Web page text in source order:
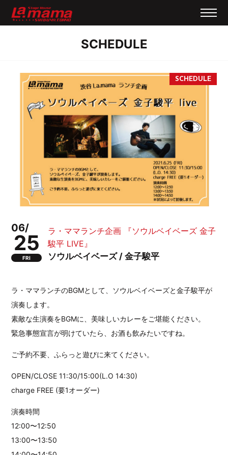
SCHEDULE
06/
25
FRI
ラ・ママランチ企画 『ソウルベイベーズ 金子
駿平 LIVE』
ソウルベイベーズ / 金子駿平
ラ・ママランチのBGMとして、ソウルベイベーズと金子駿平が
演奏します。
素敵な生演奏をBGMに、美味しいカレーをご堪能ください。
緊急事態宣言が明けていたら、お酒も飲みたいですね。
ご予約不要、ふらっと遊びに来てください。
OPEN/CLOSE 11:30/15:00(L.O 14:30)
charge FREE (要1オーダー)
演奏時間
12:00〜12:50
13:00〜13:50